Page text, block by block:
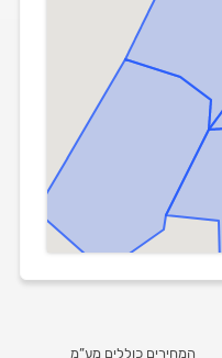
המחירים כוללים מע”מ